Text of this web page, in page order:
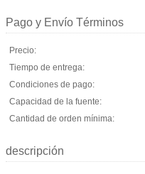
Pago y Envío Términos
Precio:
Tiempo de entrega:
Condiciones de pago:
Capacidad de la fuente:
Cantidad de orden mínima:
descripción